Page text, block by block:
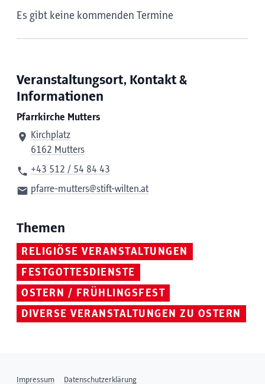
Es gibt keine kommenden Termine
Veranstaltungsort, Kontakt &
Informationen
Pfarrkirche Mutters
Kirchplatz
6162 Mutters
+43 512 / 54 84 43
pfarre-mutters@stift-wilten.at
Themen
RELIGIÖSE VERANSTALTUNGEN
FESTGOTTESDIENSTE
OSTERN / FRÜHLINGSFEST
DIVERSE VERANSTALTUNGEN ZU OSTERN
Impressum Datenschutzerklärung